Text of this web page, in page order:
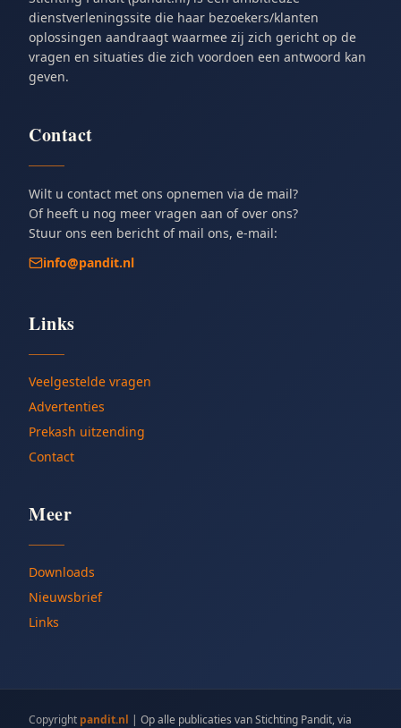
dienstverleningssite die haar bezoekers/klanten
oplossingen aandraagt waarmee zij zich gericht op de
vragen en situaties die zich voordoen een antwoord kan
geven.
Contact
Wilt u contact met ons opnemen via de mail?
Of heeft u nog meer vragen aan of over ons?
Stuur ons een bericht of mail ons, e-mail:
info@pandit.nl
Links
Veelgestelde vragen
Advertenties
Prekash uitzending
Contact
Meer
Downloads
Nieuwsbrief
Links
Copyright pandit.nl | Op alle publicaties van Stichting Pandit, via